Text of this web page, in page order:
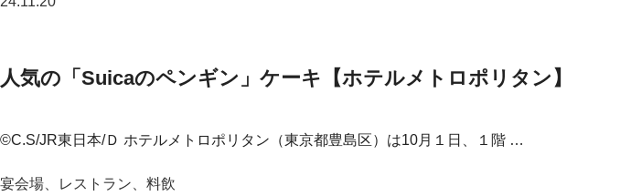
人気の「Suicaのペンギン」ケーキ【ホテルメトロポリタン】
©C.S/JR東日本/Ｄ ホテルメトロポリタン（東京都豊島区）は10月１日、１階 …
宴会場、レストラン、料飲